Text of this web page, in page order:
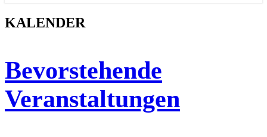
KALENDER
KALENDER
Bevorstehende
Veranstaltungen